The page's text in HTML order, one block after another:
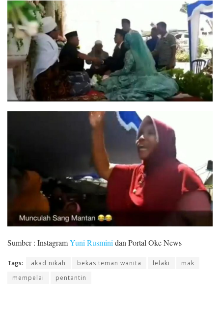
Sumber : InstagramYuni Rusmini dan Portal Oke News
Tags: akad nikah bekas teman wanita lelaki
mak
mempelai
pentantin